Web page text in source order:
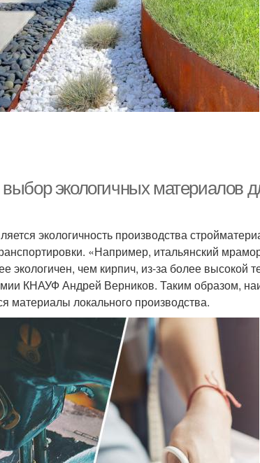
экологичных материалов
экологичность производства
«Например, итальянский
экологичен, чем кирпич, из-за более
КНАУФ Андрей Верников. Таким образом,
материалы локального производства.